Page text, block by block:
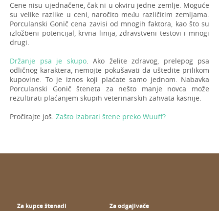
Cene nisu ujednačene, čak ni u okviru jedne zemlje. Moguće
su velike razlike u ceni, naročito među različitim zemljama.
Porculanski Gonič cena zavisi od mnogih faktora, kao što su
izložbeni potencijal, krvna linija, zdravstveni testovi i mnogi
drugi.
Držanje psa je skupo. Ako želite zdravog, prelepog psa
odličnog karaktera, nemojte pokušavati da uštedite prilikom
kupovine. To je iznos koji plaćate samo jednom. Nabavka
Porculanski Gonič šteneta za nešto manje novca može
rezultirati plaćanjem skupih veterinarskih zahvata kasnije.
Pročitajte još: Zašto izabrati štene preko Wuuff?
Za kupce štenadi Za odgajivače